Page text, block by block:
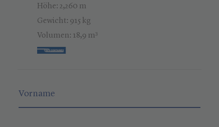
Höhe: 2,260 m
Gewicht: 915 kg
Volumen: 18,9 m³